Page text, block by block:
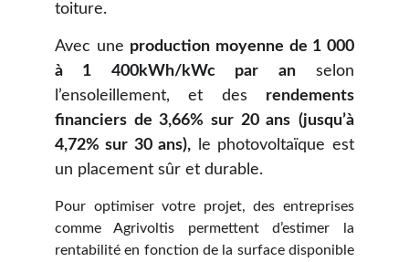
toiture.
Avec une production moyenne de 1 000
à 1 400kWh/kWc par anselon
l’ensoleillement, et des rendements
financiers de 3,66% sur 20 ans (jusqu’à
4,72% sur 30 ans), le photovoltaïque est
un placement sûr et durable.
Pour optimiser votre projet, des entreprises
comme Agrivoltis permettent d’estimer la
rentabilité en fonction de la surface disponible